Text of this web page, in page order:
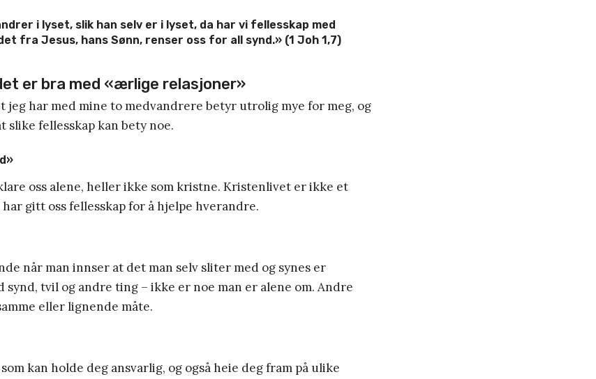
i lyset, slik han selv er i lyset, da har vi fellesskap med
fra Jesus, hans Sønn, renser oss for all synd.» (1 Joh 1,7)
er bra med «ærlige relasjoner»
jeg har med mine to medvandrere betyr utrolig mye for meg, og
slike fellesskap kan bety noe.
oss alene, heller ikke som kristne. Kristenlivet er ikke et
gitt oss fellesskap for å hjelpe hverandre.
når man innser at det man selv sliter med og synes er
synd, tvil og andre ting – ikke er noe man er alene om. Andre
eller lignende måte.
kan holde deg ansvarlig, og også heie deg fram på ulike